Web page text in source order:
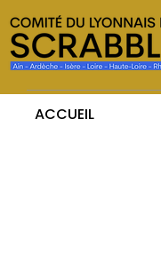
ACCUEIL